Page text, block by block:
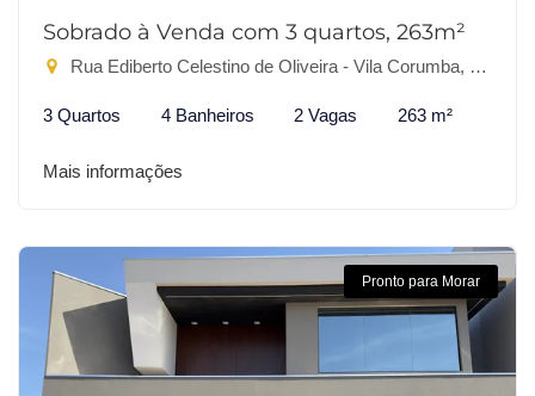
Sobrado à Venda com 3 quartos, 263m²
Rua Ediberto Celestino de Oliveira - Vila Corumba, Dourados-MS
3 Quartos 4 Banheiros 2 Vagas 263 m²
Mais informações
Pronto para Morar